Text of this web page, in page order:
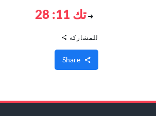
تك 11: 28
للمشاركة